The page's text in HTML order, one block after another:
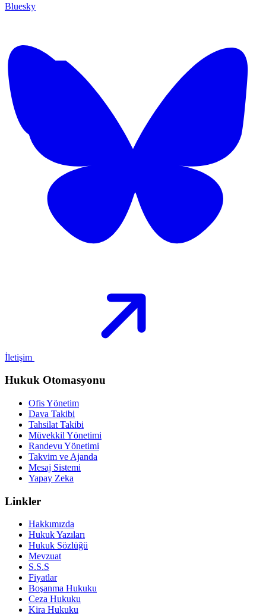
Bluesky
İletişim
Hukuk Otomasyonu
Ofis Yönetim
Dava Takibi
Tahsilat Takibi
Müvekkil Yönetimi
Randevu Yönetimi
Takvim ve Ajanda
Mesaj Sistemi
Yapay Zeka
Linkler
Hakkımızda
Hukuk Yazıları
Hukuk Sözlüğü
Mevzuat
S.S.S
Fiyatlar
Boşanma Hukuku
Ceza Hukuku
Kira Hukuku